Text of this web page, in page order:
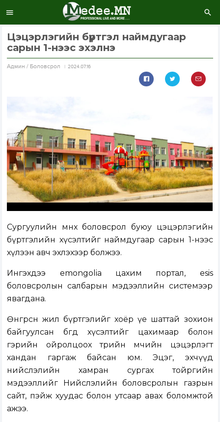
Цэцэрлэгийн бүртгэл наймдугаар
сарын 1-нээс эхэлнэ
Aдмин / Боловсрол 2024.07.16
Сургуулийн өмнөх боловсрол буюу цэцэрлэгийн
бүртгэлийн хүсэлтийг наймдугаар сарын 1-нээс
хүлээн авч эхлэхээр болжээ.
Ингэхдээ emongolia цахим портал, esis
боловсролын салбарын мэдээллийн системээр
явагдана.
Өнгөрсөн жил бүртгэлийг хоёр үе шаттай зохион
байгуулсан бөгөөд хүсэлтийг цахимаар болон
гэрийн ойролцоох төрийн өмчийн цэцэрлэгт
хандан гаргаж байсан юм. Эцэг, эхчүүд
нийслэлийн хамран сургах тойргийн
мэдээллийг Нийслэлийн боловсролын газрын
сайт, пэйж хуудас болон утсаар авах боломжтой
ажээ.